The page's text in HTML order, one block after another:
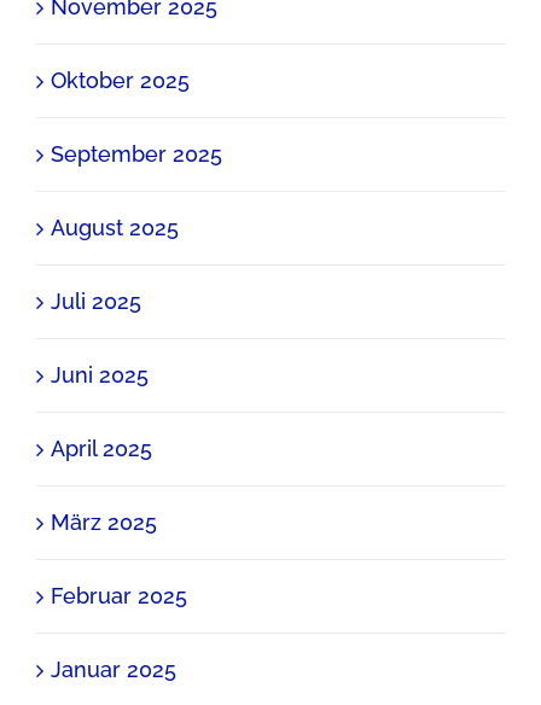
November 2025
Oktober 2025
September 2025
August 2025
Juli 2025
Juni 2025
April 2025
März 2025
Februar 2025
Januar 2025